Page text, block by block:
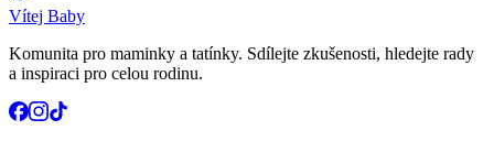
Vítej Baby
Komunita pro maminky a tatínky. Sdílejte zkušenosti, hledejte rady
a inspiraci pro celou rodinu.